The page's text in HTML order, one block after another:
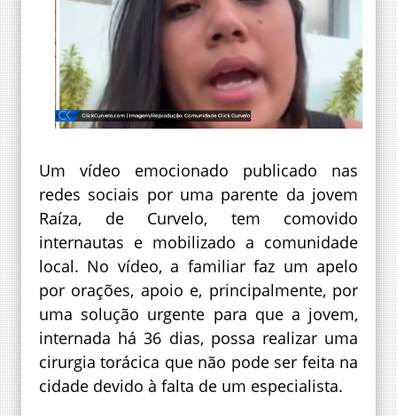
Um vídeo emocionado publicado nas
redes sociais por uma parente da jovem
Raíza, de Curvelo, tem comovido
internautas e mobilizado a comunidade
local. No vídeo, a familiar faz um apelo
por orações, apoio e, principalmente, por
uma solução urgente para que a jovem,
internada há 36 dias, possa realizar uma
cirurgia torácica que não pode ser feita na
cidade devido à falta de um especialista.